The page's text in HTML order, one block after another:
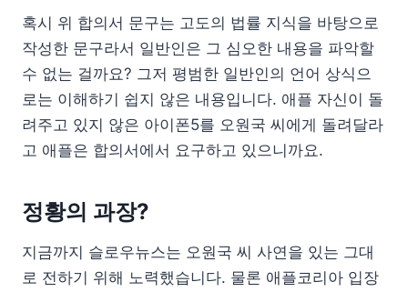
혹시 위 합의서 문구는 고도의 법률 지식을 바탕으로
작성한 문구라서 일반인은 그 심오한 내용을 파악할
수 없는 걸까요? 그저 평범한 일반인의 언어 상식으
로는 이해하기 쉽지 않은 내용입니다. 애플 자신이 돌
려주고 있지 않은 아이폰5를 오원국 씨에게 돌려달라
고 애플은 합의서에서 요구하고 있으니까요.
정황의 과장?
지금까지 슬로우뉴스는 오원국 씨 사연을 있는 그대
로 전하기 위해 노력했습니다. 물론 애플코리아 입장